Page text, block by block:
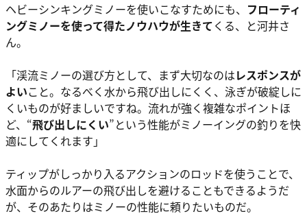
ヘビーシンキングミノーを使いこなすためにも、 フローティ
ングミノーを使って得たノウハウが生きてくる、と河井さ
ん。
「渓流ミノーの選び方として、まず大切なのはレスポンスが
よいこと。なるべく水から飛び出しにくく、泳ぎが破綻しに
くいものが好ましいですね。流れが強く複雑なポイントほ
ど、“飛び出しにくい”という性能がミノーイングの釣りを快
適にしてくれます」
ティップがしっかり入るアクションのロッドを使うことで、
水面からのルアーの飛び出しを避けることもできるようだ
が、そのあたりはミノーの性能に頼りたいものだ。